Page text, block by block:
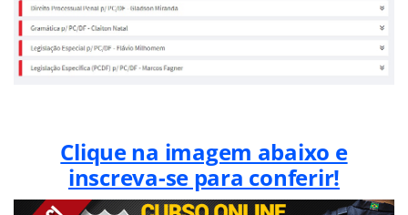
Clique na imagem abaixo e
inscreva-se para conferir!